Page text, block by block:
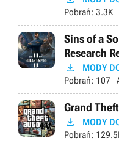
Pobrań: 3.3K
Sins of a
Research
 MODY
Pobrań: 107
Grand
 MODY
Pobrań: